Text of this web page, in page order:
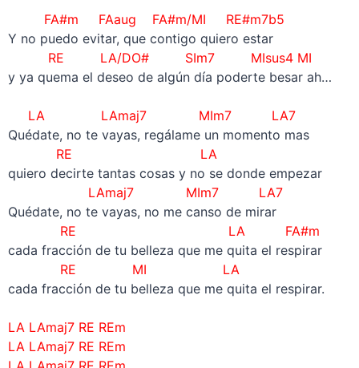
FA#m FAaug FA#m/MI RE#m7b5
Y no puedo evitar, que contigo quiero estar
RE LA/DO# SIm7 MIsus4 MI
y ya quema el deseo de algún día poderte besar ah…
LA LAmaj7 MIm7 LA7
Quédate, no te vayas, regálame un momento mas
RE LA
quiero decirte tantas cosas y no se donde empezar
LAmaj7 MIm7 LA7
Quédate, no te vayas, no me canso de mirar
RE LA FA#m
cada fracción de tu belleza que me quita el respirar
RE MI LA
cada fracción de tu belleza que me quita el respirar.
LA LAmaj7 RE REm
LA LAmaj7 RE REm